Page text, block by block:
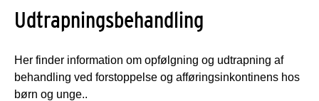
Udtrapningsbehandling
Her finder information om opfølgning og udtrapning af
behandling ved forstoppelse og afføringsinkontinens hos
børn og unge..